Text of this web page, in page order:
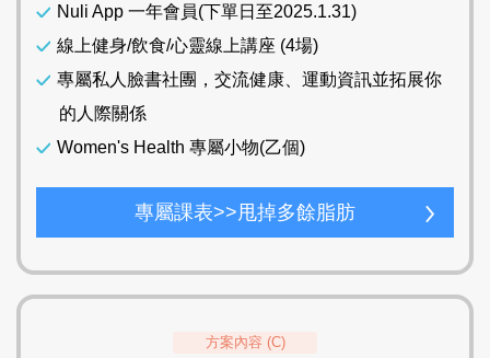
Nuli App 一年會員(下單日至2025.1.31)
線上健身/飲食/心靈線上講座 (4場)
專屬私人臉書社團，交流健康、運動資訊並拓展你
的人際關係
Women's Health 專屬小物(乙個)
專屬課表>>甩掉多餘脂肪
方案內容 (C)